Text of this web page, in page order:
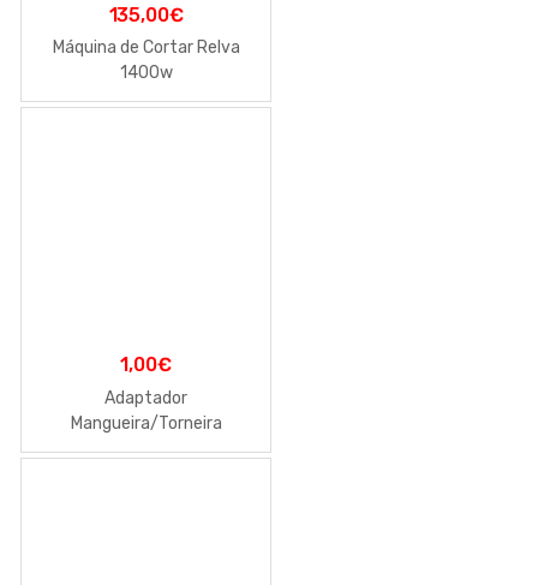
135,00€
Máquina de Cortar Relva
1400w
1,00€
Adaptador
Mangueira/Torneira